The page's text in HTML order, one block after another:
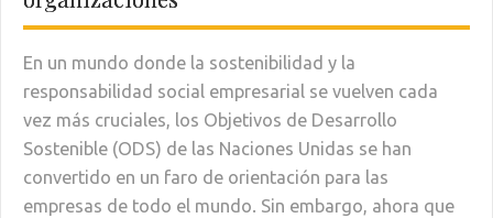
En un mundo donde la sostenibilidad y la
responsabilidad social empresarial se vuelven cada
vez más cruciales, los Objetivos de Desarrollo
Sostenible (ODS) de las Naciones Unidas se han
convertido en un faro de orientación para las
empresas de todo el mundo. Sin embargo, ahora que